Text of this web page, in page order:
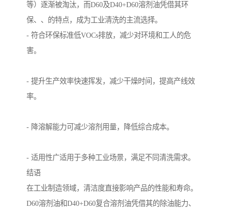
等）逐渐被淘汰，而D60及D40+D60溶剂油凭借其环
保、、的特点，成为工业清洗的主流选择。
- 符合环保标准低VOCs排放，减少对环境和工人的危
害。
- 提升生产效率快速挥发，减少干燥时间，提高产线效
率。
- 降溶解能力可减少溶剂用量，降低综合成本。
- 适用性广适用于多种工业场景，满足不同清洗需求。
结语
在工业制造领域，清洁度直接影响产品的性能和寿命。
D60溶剂油和D40+D60复合溶剂油凭借其的除油能力、